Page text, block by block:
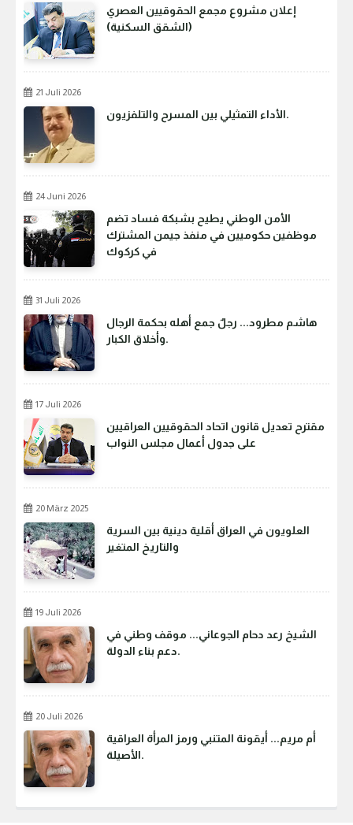
إعلان مشروع مجمع الحقوقيين العصري
(الشقق السكنية)
21 Juli 2026
الأداء التمثيلي بين المسرح والتلفزيون.
24 Juni 2026
الأمن الوطني يطيح بشبكة فساد تضم
موظفين حكوميين في منفذ جيمن المشترك
في كركوك
31 Juli 2026
هاشم مطرود... رجلٌ جمع أهله بحكمة الرجال
وأخلاق الكبار.
17 Juli 2026
مقترح تعديل قانون اتحاد الحقوقيين العراقيين
على جدول أعمال مجلس النواب
20 März 2025
العلويون في العراق أقلية دينية بين السرية
والتاريخ المتغير
19 Juli 2026
الشيخ رعد دحام الجوعاني... موقف وطني في
دعم بناء الدولة.
20 Juli 2026
أم مريم... أيقونة المتنبي ورمز المرأة العراقية
الأصيلة.